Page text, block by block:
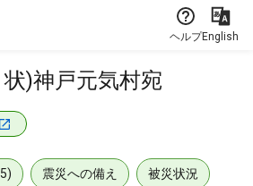
ヘルプEnglish
)神戸元気村宛
震災への備え 被災状況